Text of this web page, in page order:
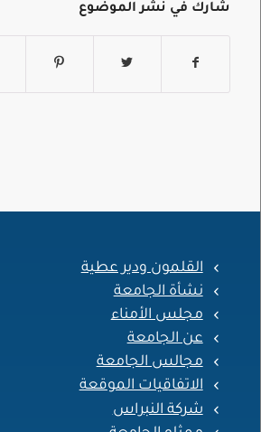
شارك في نشر الموضوع
القلمون ودير عطية
نشأة الجامعة
مجلس الأمناء
عن الجامعة
مجالس الجامعة
الاتفاقيات الموقعة
شركة النبراس